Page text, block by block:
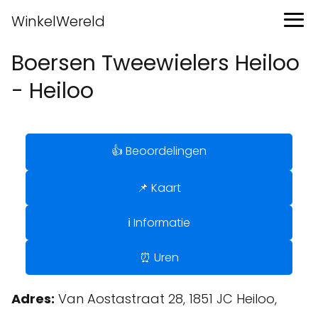
WinkelWereld
Boersen Tweewielers Heiloo
- Heiloo
👍 Beoordelingen
📌 Kaart
ℹ️ Informatie
⏰ Uren
Adres: Van Aostastraat 28, 1851 JC Heiloo,